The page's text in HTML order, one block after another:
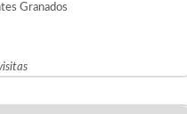
Granados